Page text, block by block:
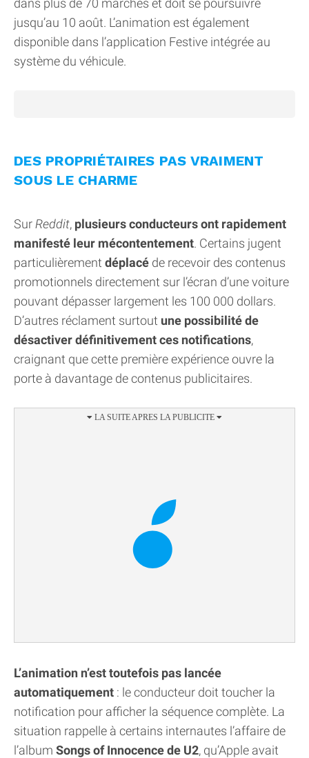
dans plus de 70 marchés et doit se poursuivre
jusqu’au 10 août. L’animation est également
disponible dans l’application Festive intégrée au
système du véhicule.
DES PROPRIÉTAIRES PAS VRAIMENT
SOUS LE CHARME
SurReddit, plusieurs conducteurs ont rapidement
manifesté leur mécontentement. Certains jugent
particulièrement déplacé de recevoir des contenus
promotionnels directement sur l’écran d’une voiture
pouvant dépasser largement les 100 000 dollars.
D’autres réclament surtout une possibilité de
désactiver définitivement ces notifications,
craignant que cette première expérience ouvre la
porte à davantage de contenus publicitaires.
L’animation n’est toutefois pas lancée
automatiquement : le conducteur doit toucher la
notification pour afficher la séquence complète. La
situation rappelle à certains internautes l’affaire de
l’album Songs of Innocence de U2, qu’Apple avait